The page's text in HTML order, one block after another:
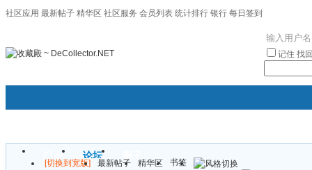
社区应用 最新帖子 精华区 社区服务 会员列表 统计排行 银行 每日签到
记住 找
门户 论坛
[切换到宽版] 最新帖子 精华区
书签